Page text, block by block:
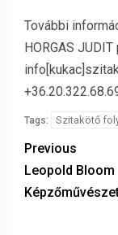
További
HORGAS
Tags: Szitakötő
Previous
Leopold Bloom